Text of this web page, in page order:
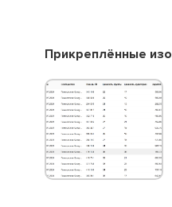
Прикреплённые